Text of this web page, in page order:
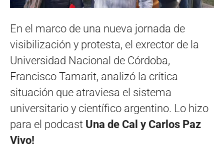
En el marco de una nueva jornada de
visibilización y protesta, el exrector de la
Universidad Nacional de Córdoba,
Francisco Tamarit, analizó la crítica
situación que atraviesa el sistema
universitario y científico argentino. Lo hizo
para el podcast Una de Cal y Carlos Paz
Vivo!